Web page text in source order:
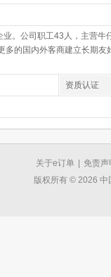
。公司职工43人，主营
多的国内外客商建立长期
资质认证
关于e订单
免责声
版权所有 © 2026